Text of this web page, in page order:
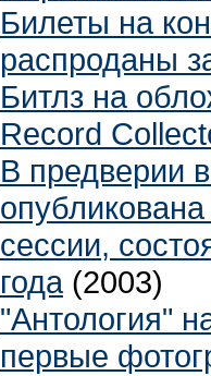
Билеты на
распроданы
Битлз на
Record
В предверии
сессии,
года (2003)
"Антология"
первые